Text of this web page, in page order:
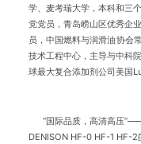
学、麦考瑞大学，本科和三
党党员，青岛崂山区优秀企
员，中国燃料与润滑油协会
技术工程中心，主导与中科
球最大复合添加剂公司美国
“国际品质，高清高压”——
DENISON HF-0 HF-1 HF-2